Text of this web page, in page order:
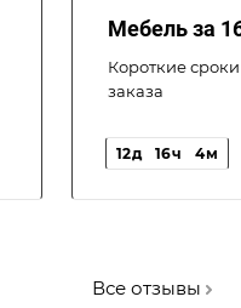
Мебель за
Короткие
заказа
12д 16ч 4м
Все отзывы